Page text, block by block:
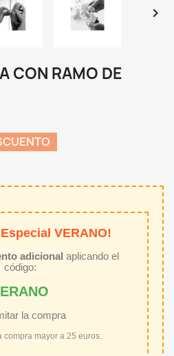

CON RAMO DE
VERANO!
adicional aplicando el
código:
la compra
compra mayor a 25 euros.